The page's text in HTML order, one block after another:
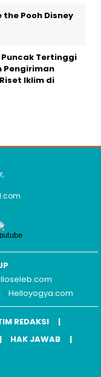
Pooh Disney
Puncak Tertinggi
Pengiriman
Iklim di
Helloyogya.com
REDAKSI
HAK JAWAB